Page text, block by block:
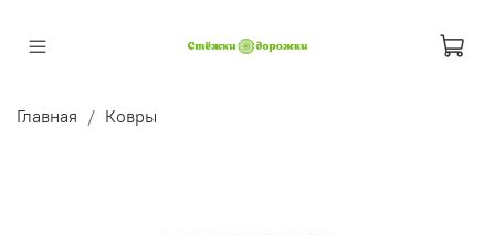
Главная Ковры